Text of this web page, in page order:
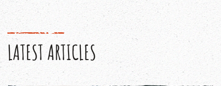
LATEST ARTICLES